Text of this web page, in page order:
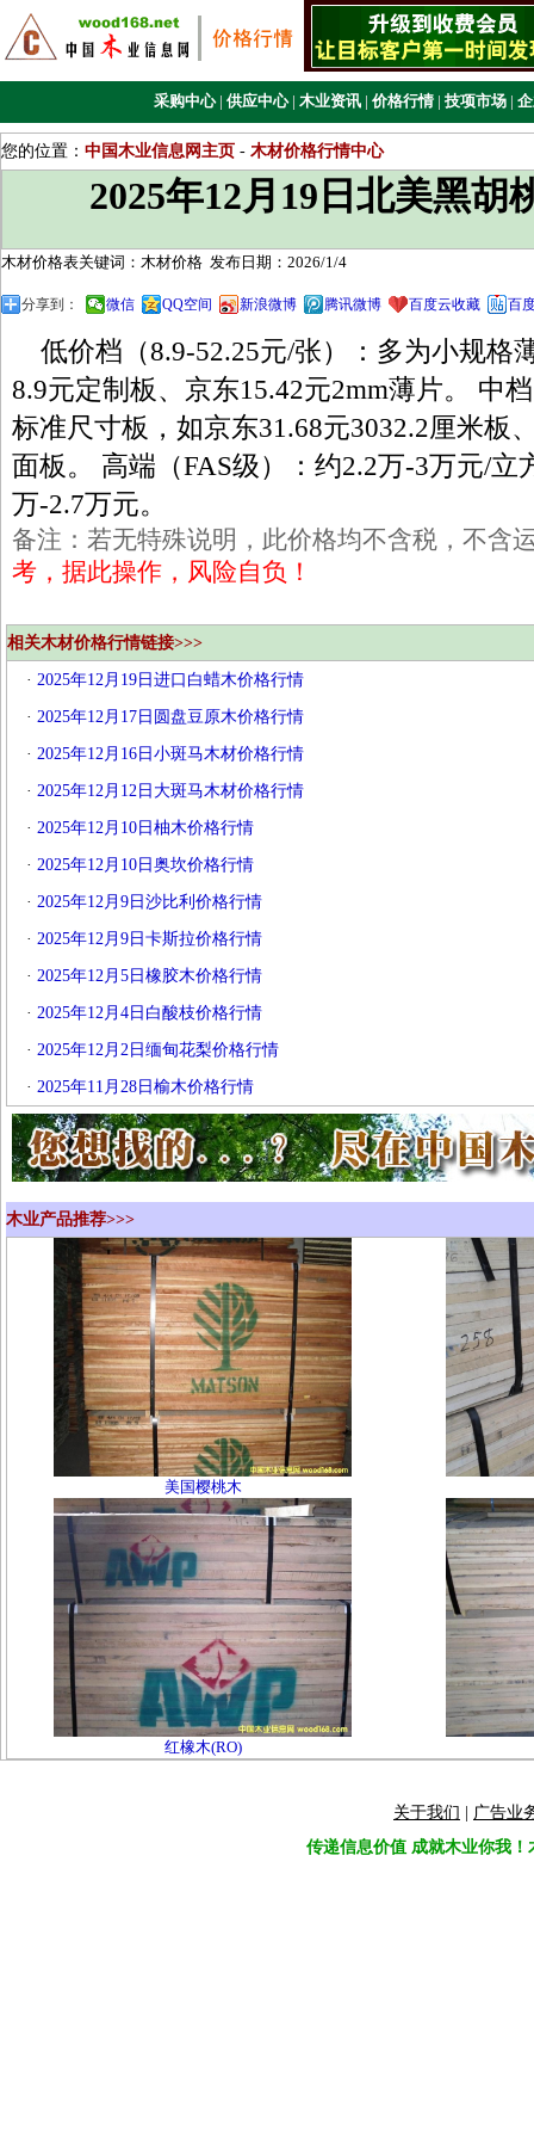
采购中心 | 供应中心 | 木业资讯 | 价格行情 | 技项市场 |
您的位置： 中国木业信息网主页 - 木材价格行情中心
2025年12月19日北美黑胡
木材价格表关键词：木材价格 发布日期：2026/1/4
分享到： 微信 QQ空间 新浪微博 腾讯微博 百度云收藏 百
低价档（8.9-52.25元/张）‌：多为小规格
8.9元定制板、京东15.42元2mm薄片。 ‌中
标准尺寸板，如京东31.68元3032.2厘米板
面板。 ‌高端（FAS级）‌：约2.2万-3万元/立
万-2.7万元。
备注：若无特殊说明，此价格均不含税，不含
考，据此操作，风险自负！
相关木材价格行情链接>>>
· 2025年12月19日进口白蜡木价格行情
· 2025年12月17日圆盘豆原木价格行情
· 2025年12月16日小斑马木材价格行情
· 2025年12月12日大斑马木材价格行情
· 2025年12月10日柚木价格行情
· 2025年12月10日奥坎价格行情
· 2025年12月9日沙比利价格行情
· 2025年12月9日卡斯拉价格行情
· 2025年12月5日橡胶木价格行情
· 2025年12月4日白酸枝价格行情
· 2025年12月2日缅甸花梨价格行情
· 2025年11月28日榆木价格行情
木业产品推荐>>>
美国樱桃木
红橡木(RO)
关于我们
广告业
传递信息价值 成就木业你我